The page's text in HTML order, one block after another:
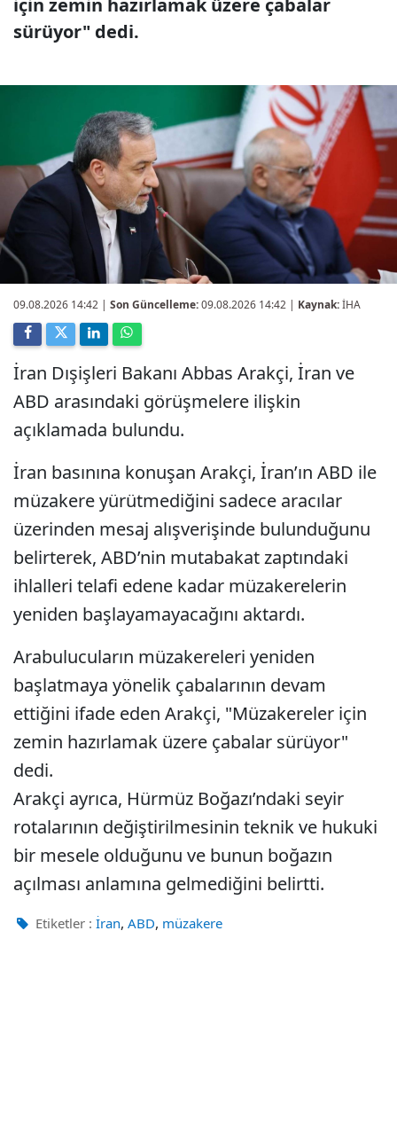
için zemin hazırlamak üzere çabalar
sürüyor" dedi.
09.08.2026 14:42 | Son Güncelleme:09.08.2026 14:42 | Kaynak:İHA
İran Dışişleri Bakanı Abbas Arakçi, İran ve
ABD arasındaki görüşmelere ilişkin
açıklamada bulundu.
İran basınına konuşan Arakçi, İran’ın ABD ile
müzakere yürütmediğini sadece aracılar
üzerinden mesaj alışverişinde bulunduğunu
belirterek, ABD’nin mutabakat zaptındaki
ihlalleri telafi edene kadar müzakerelerin
yeniden başlayamayacağını aktardı.
Arabulucuların müzakereleri yeniden
başlatmaya yönelik çabalarının devam
ettiğini ifade eden Arakçi, "Müzakereler için
zemin hazırlamak üzere çabalar sürüyor"
dedi.
Arakçi ayrıca, Hürmüz Boğazı’ndaki seyir
rotalarının değiştirilmesinin teknik ve hukuki
bir mesele olduğunu ve bunun boğazın
açılması anlamına gelmediğini belirtti.
Etiketler : İran, ABD, müzakere